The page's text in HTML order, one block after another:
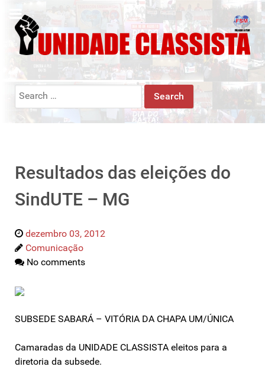
Search
Resultados das eleições do
SindUTE – MG
dezembro 03, 2012
Comunicação
No comments
SUBSEDE SABARÁ – VITÓRIA DA CHAPA UM/ÚNICA
Camaradas da UNIDADE CLASSISTA eleitos para a
diretoria da subsede.